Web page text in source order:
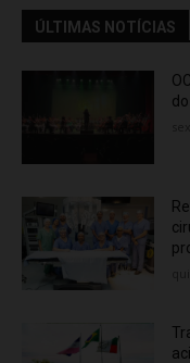
ÚLTIMAS NOTÍCIAS